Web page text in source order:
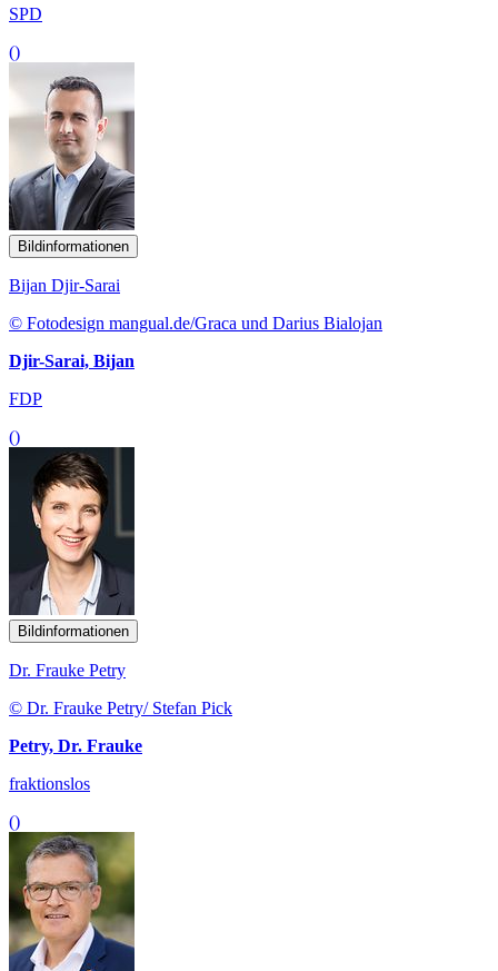
SPD
()
Bildinformationen
Bijan Djir-Sarai
© Fotodesign mangual.de/Graca und Darius Bialojan
Djir-Sarai, Bijan
FDP
()
Bildinformationen
Dr. Frauke Petry
© Dr. Frauke Petry/ Stefan Pick
Petry, Dr. Frauke
fraktionslos
()